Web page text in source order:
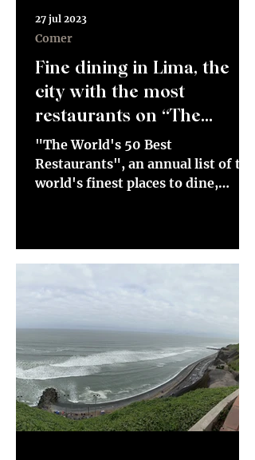
Fine dining in Lima, the
city with the most
restaurants on “The
World’s 50 Best
Restaurants” list
"The World's 50 Best
Restaurants", an annual list of the
world's finest places to dine,
Comer
27 jul 2023